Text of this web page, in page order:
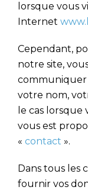
lorsque vous
Internet
Cependant,
notre site,
communiquer
votre nom,
le cas
vous est
« contact ».
Dans tous les
fournir vos